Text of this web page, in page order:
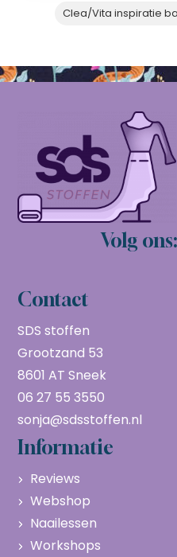
Clea/Vita inspiratie
Volg ons:
Contact
SDS stoffen
Grootzand 53
8601 AT Sneek
06 27 55 3550
sonja@sdsstoffen.nl
Informatie
Reviews
Webshop
Naailessen
Workshops